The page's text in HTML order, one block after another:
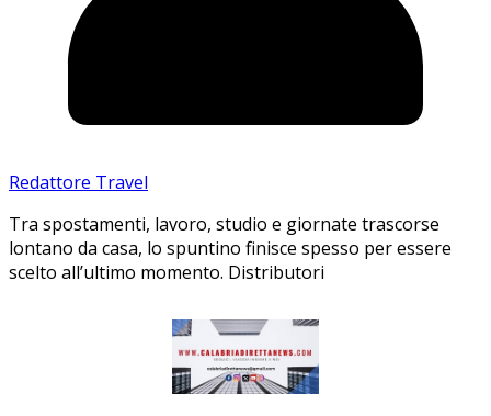
Redattore Travel
Tra spostamenti, lavoro, studio e giornate trascorse
lontano da casa, lo spuntino finisce spesso per essere
scelto all’ultimo momento. Distributori